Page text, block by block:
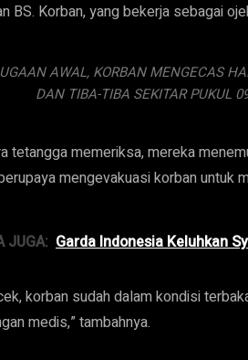
BS. Korban, yang bekerja sebagai
AWAL, KORBAN MENGECAS
DAN TIBA-TIBA SEKITAR PUKUL
tetangga memeriksa, mereka
mengevakuasi korban untuk
JUGA: Garda Indonesia Keluhkan
korban sudah dalam kondisi
medis,” tambahnya.